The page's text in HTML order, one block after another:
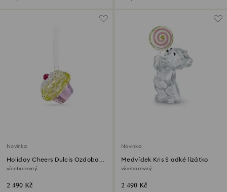
Novinka
Holiday Cheers Dulcis Ozdoba
dortík
vícebarevný
2 490 Kč
Novinka
Medvídek Kris Sladké lízátko
vícebarevný
2 490 Kč